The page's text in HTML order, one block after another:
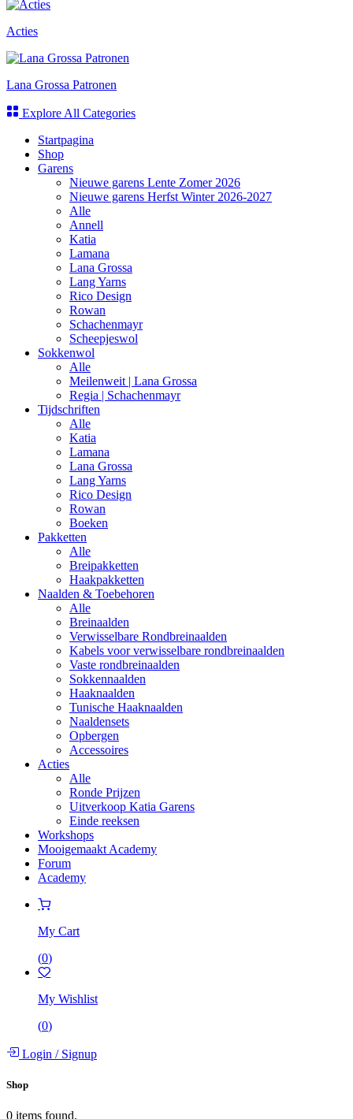
Acties
Lana Grossa Patronen
Explore All Categories
Startpagina
Shop
Garens
Nieuwe garens Lente Zomer 2026
Nieuwe garens Herfst Winter 2026-2027
Alle
Annell
Katia
Lamana
Lana Grossa
Lang Yarns
Rico Design
Rowan
Schachenmayr
Scheepjeswol
Sokkenwol
Alle
Meilenweit | Lana Grossa
Regia | Schachenmayr
Tijdschriften
Alle
Katia
Lamana
Lana Grossa
Lang Yarns
Rico Design
Rowan
Boeken
Pakketten
Alle
Breipakketten
Haakpakketten
Naalden & Toebehoren
Alle
Breinaalden
Verwisselbare Rondbreinaalden
Kabels voor verwisselbare rondbreinaalden
Vaste rondbreinaalden
Sokkennaalden
Haaknaalden
Tunische Haaknaalden
Naaldensets
Opbergen
Accessoires
Acties
Alle
Ronde Prijzen
Uitverkoop Katia Garens
Einde reeksen
Workshops
Mooigemaakt Academy
Forum
Academy
My Cart
(0)
My Wishlist
(0)
Login /Signup
Shop
0 items found.